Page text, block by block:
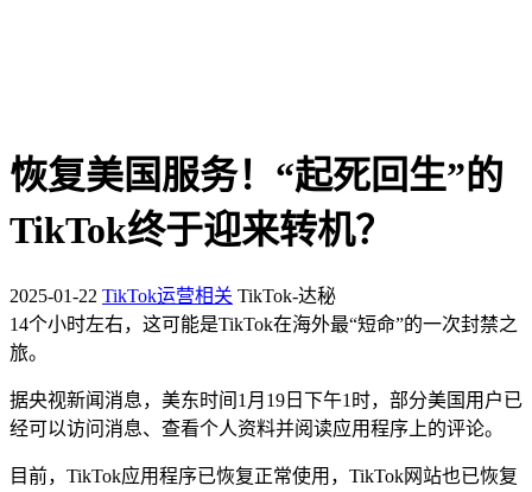
恢复美国服务！“起死回生”的
TikTok终于迎来转机？
2025-01-22 TikTok运营相关 TikTok-达秘
14个小时左右，这可能是TikTok在海外最“短命”的一次封禁之
旅。
据央视新闻消息，美东时间1月19日下午1时，部分美国用户已
经可以访问消息、查看个人资料并阅读应用程序上的评论。
目前，TikTok应用程序已恢复正常使用，TikTok网站也已恢复